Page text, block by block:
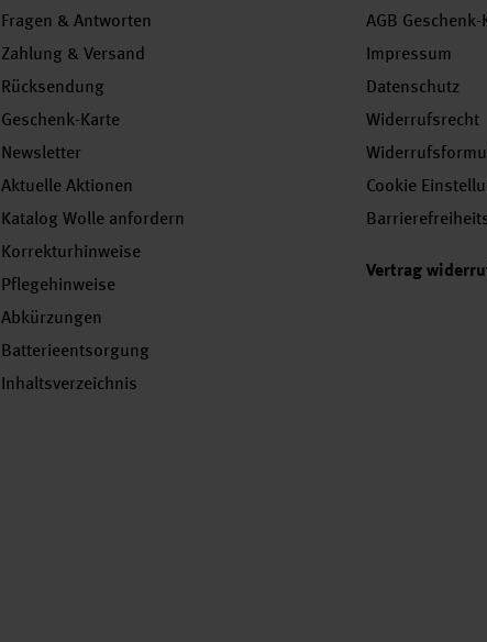
Fragen & Antworten
Zahlung & Versand
Rücksendung
Geschenk-Karte
Newsletter
Aktuelle Aktionen
Katalog Wolle anfordern
Korrekturhinweise
Pflegehinweise
Abkürzungen
Batterieentsorgung
Inhaltsverzeichnis
AGB
Impressum
Datenschutz
Widerrufsrecht
Cookie
Vertrag